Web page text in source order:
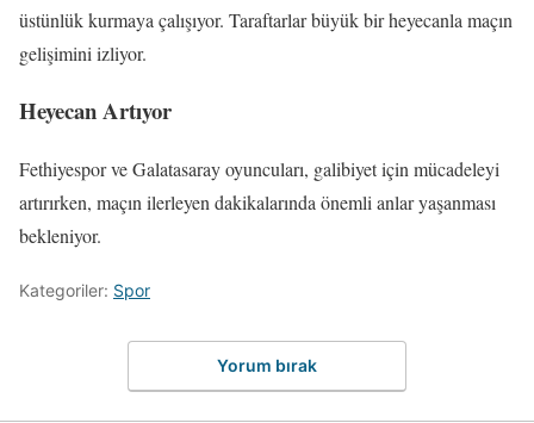
üstünlük kurmaya çalışıyor. Taraftarlar büyük bir heyecanla maçın
gelişimini izliyor.
Heyecan Artıyor
Fethiyespor ve Galatasaray oyuncuları, galibiyet için mücadeleyi
artırırken, maçın ilerleyen dakikalarında önemli anlar yaşanması
bekleniyor.
Kategoriler: Spor
Yorum bırak